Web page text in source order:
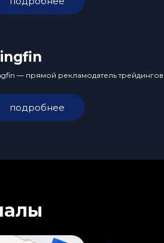
— прямой рекламодатель
подробнее